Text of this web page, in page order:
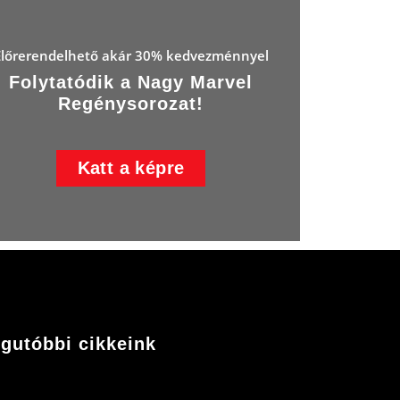
akár 30% kedvezménnyel
Folytatódik a Nagy Marvel
Regénysorozat!
Katt a képre
cikkeink